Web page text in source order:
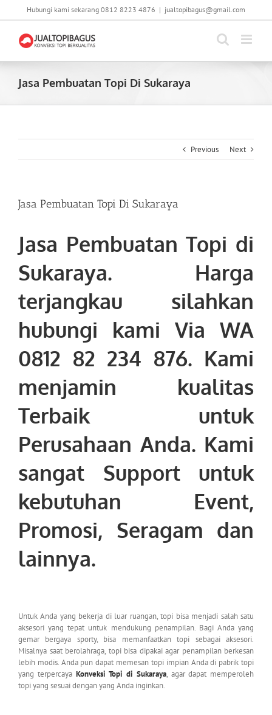
Hubungi kami sekarang 0812 8223 4876 | jualtopibagus@gmail.com
Jasa Pembuatan Topi Di Sukaraya
Previous Next
Jasa Pembuatan Topi Di Sukaraya
Jasa Pembuatan Topi di
Sukaraya. Harga
terjangkau silahkan
hubungi kami Via WA
0812 82 234 876. Kami
menjamin kualitas
Terbaik untuk
Perusahaan Anda. Kami
sangat Support untuk
kebutuhan Event,
Promosi, Seragam dan
lainnya.
Untuk Anda yang bekerja di luar ruangan, topi bisa menjadi salah satu
aksesori yang tepat untuk mendukung penampilan. Bagi Anda yang
gemar bergaya sporty, bisa memanfaatkan topi sebagai aksesori.
Misalnya saat berolahraga, topi bisa dipakai agar penampilan berkesan
lebih modis. Anda pun dapat memesan topi impian Anda di pabrik topi
yang terpercaya Konveksi Topi di Sukaraya, agar dapat memperoleh
topi yang sesuai dengan yang Anda inginkan.